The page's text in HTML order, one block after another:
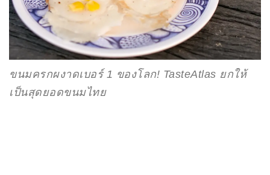
ขนมครกผงาดเบอร์ 1 ของโลก! TasteAtlas ยกให้
เป็นสุดยอดขนมไทย